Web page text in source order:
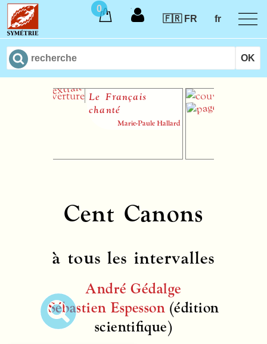
0
🇫🇷 FR
fr
Le Français
chanté
Marie-Paule Hallard
Cent Canons
à tous les intervalles
André Gédalge
Sébastien Espesson (édition
scientifique)